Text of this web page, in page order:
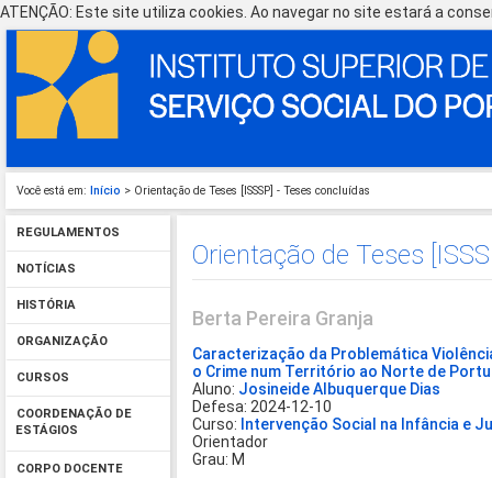
ATENÇÃO: Este site utiliza cookies. Ao navegar no site estará a
Você está em: Início > Orientação de Teses [ISSSP] - Teses concluídas
REGULAMENTOS
NOTÍCIAS
HISTÓRIA
ORGANIZAÇÃO
CURSOS
COORDENAÇÃO DE
ESTÁGIOS
CORPO DOCENTE
Orientação de Teses
Berta Pereira Granja
Caracterização da Problemática
o Crime num Território ao Norte de
Aluno: Josineide Albuquerque Dias
Defesa: 2024-12-10
Curso: Intervenção Social na Infância e
Orientador
Grau: M